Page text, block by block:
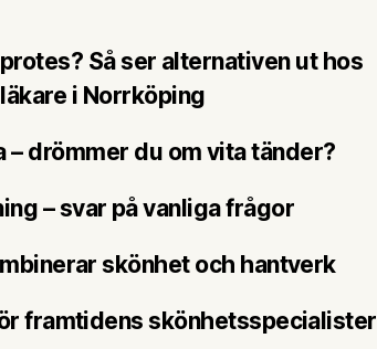
Så ser alternativen ut hos
i Norrköping
– drömmer du om vita tänder?
– svar på vanliga frågor
skönhet och hantverk
framtidens skönhetsspecialister